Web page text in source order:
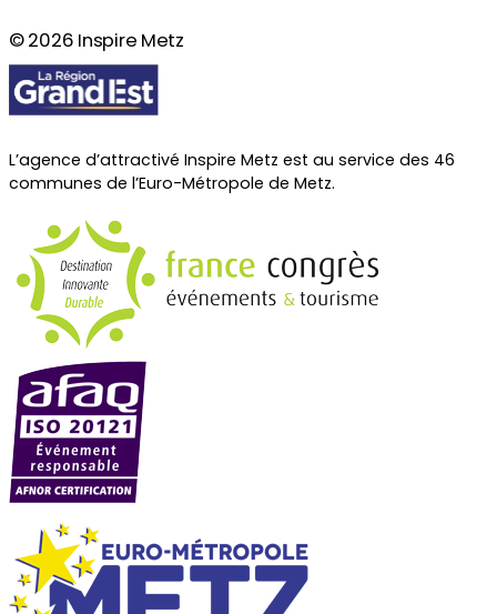
© 2026 Inspire Metz
L’agence d’attractivé Inspire Metz est au service des 46
communes de l’Euro-Métropole de Metz.